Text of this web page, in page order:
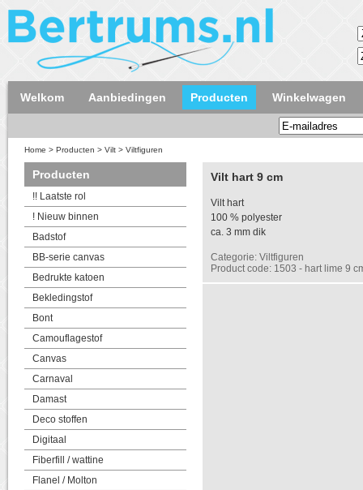
Welkom Aanbiedingen Producten Winkelwagen
Home > Producten > Vilt > Viltfiguren
Producten
!! Laatste rol
! Nieuw binnen
Badstof
BB-serie canvas
Bedrukte katoen
Bekledingstof
Bont
Camouflagestof
Canvas
Carnaval
Damast
Deco stoffen
Digitaal
Fiberfill / wattine
Flanel / Molton
Vilt hart 9 cm
Vilt hart
100 % polyester
ca. 3 mm dik
Categorie: Viltfiguren
Product code: 1503 - hart lime 9